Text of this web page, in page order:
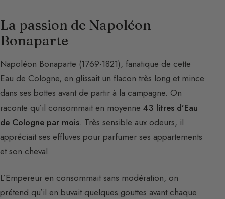
La passion de Napoléon
Bonaparte
Napoléon Bonaparte (1769-1821), fanatique de cette
Eau de Cologne, en glissait un flacon très long et mince
dans ses bottes avant de partir à la campagne. On
raconte qu’il consommait en moyenne 43 litres d’Eau
de Cologne par mois. Très sensible aux odeurs, il
appréciait ses effluves pour parfumer ses appartements
et son cheval.
L’Empereur en consommait sans modération, on
prétend qu’il en buvait quelques gouttes avant chaque